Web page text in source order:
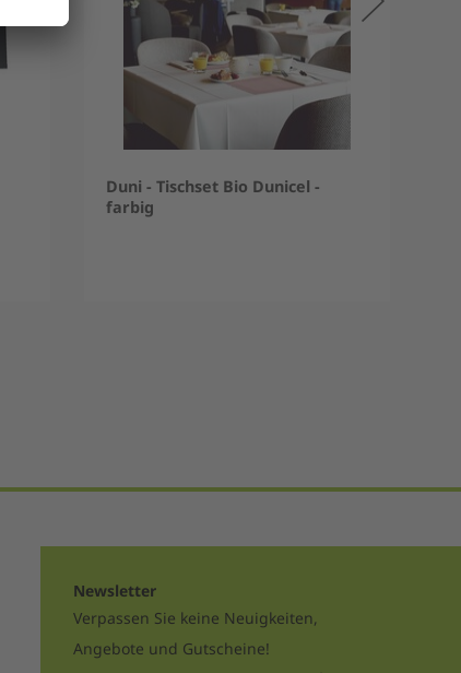
Duni - Tischset Bio Dunicel -
farbig
Newsletter
Verpassen Sie keine Neuigkeiten,
Angebote und Gutscheine!